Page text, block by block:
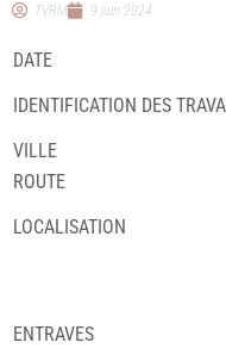
TVRM 9 juin 2024
DATE
IDENTIFICATION DES
VILLE
ROUTE
LOCALISATION
ENTRAVES